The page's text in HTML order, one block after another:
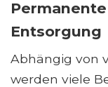
Entsorgung
Abhängig von
werden viele